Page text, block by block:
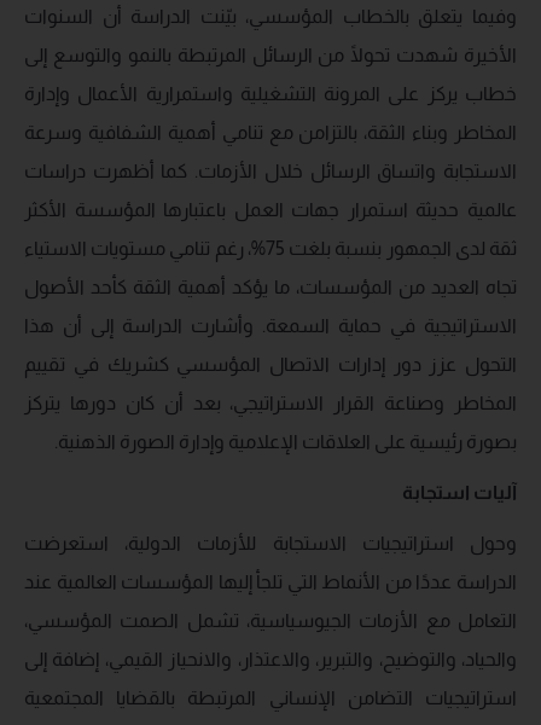
وفيما يتعلق بالخطاب المؤسسي، بيّنت الدراسة أن السنوات
الأخيرة شهدت تحولًا من الرسائل المرتبطة بالنمو والتوسع إلى
خطاب يركز على المرونة التشغيلية واستمرارية الأعمال وإدارة
المخاطر وبناء الثقة، بالتزامن مع تنامي أهمية الشفافية وسرعة
الاستجابة واتساق الرسائل خلال الأزمات. كما أظهرت دراسات
عالمية حديثة استمرار جهات العمل باعتبارها المؤسسة الأكثر
ثقة لدى الجمهور بنسبة بلغت 75%، رغم تنامي مستويات الاستياء
تجاه العديد من المؤسسات، ما يؤكد أهمية الثقة كأحد الأصول
الاستراتيجية في حماية السمعة. وأشارت الدراسة إلى أن هذا
التحول عزز دور إدارات الاتصال المؤسسي كشريك في تقييم
المخاطر وصناعة القرار الاستراتيجي، بعد أن كان دورها يتركز
بصورة رئيسية على العلاقات الإعلامية وإدارة الصورة الذهنية.
آليات استجابة
وحول استراتيجيات الاستجابة للأزمات الدولية، استعرضت
الدراسة عددًا من الأنماط التي تلجأ إليها المؤسسات العالمية عند
التعامل مع الأزمات الجيوسياسية، تشمل الصمت المؤسسي،
والحياد، والتوضيح، والتبرير، والاعتذار، والانحياز القيمي، إضافة إلى
استراتيجيات التضامن الإنساني المرتبطة بالقضايا المجتمعية